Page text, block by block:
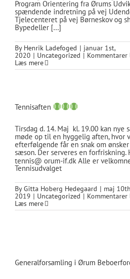
Program Orientering fra Ørums
spændende indretning på vej
Tjelecenteret på vej Børneskov og
Bypedeller [...]
By Henrik Ladefoged | januar 1st,
2020 | Uncategorized |
Læs mere
Tennisaften
Tirsdag d. 14. Maj kl. 19.00 kan nye
møde op til en hyggelig aften, hvor
efterfølgende får en snak om
sæson. Der serveres en forfriskning.
tennis@ orum-if.dk Alle er
Tennisudvalget
ByGitta Hoberg Hedegaard | maj
2019 | Uncategorized |
Læs mere
Generalforsamling i Ørum